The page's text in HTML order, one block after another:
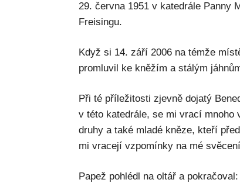
29. června 1951 v katedrále Panny
Freisingu.
Když si 14. září 2006 na témže
promluvil ke kněžím a stálým
Při té příležitosti zjevně dojatý
v této katedrále, se mi vrací mnoho
druhy a také mladé kněze, kteří
mi vracejí vzpomínky na mé
Papež pohlédl na oltář a